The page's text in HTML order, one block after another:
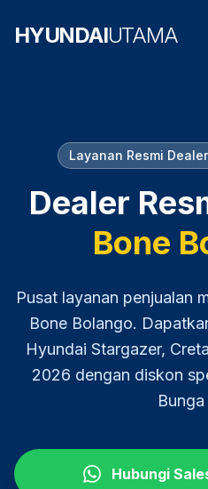
HYUNDAIUTAMA
Layanan Resmi
Dealer
Bone
Pusat layanan penjualan
Bone Bolango.
Hyundai Stargazer,
2026 dengan diskon
Hubungi